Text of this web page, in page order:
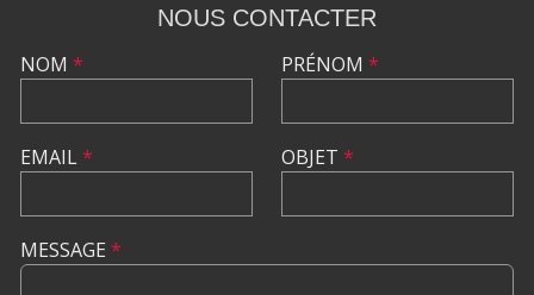
NOUS CONTACTER
NOM *
EMAIL*
PRÉNOM *
OBJET *
MESSAGE *